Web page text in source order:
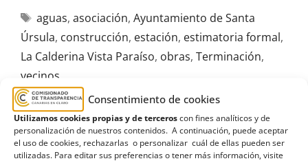
Consentimiento de cookies
Utilizamos cookies propias y de terceroscon fines analíticos y de
personalización de nuestros contenidos. A continuación, puede aceptar
el uso de cookies, rechazarlas o personalizar cuál de ellas pueden ser
utilizadas. Para editar sus preferencias o tener más información, visite
aguas, asociación, Ayuntamiento de Santa
Úrsula, construcción, estación, estimatoria formal,
La Calderina Vista Paraíso, obras, Terminación,
vecinos
R501/2024